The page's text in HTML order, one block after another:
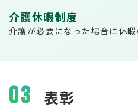
介護休暇制度
介護が必要になった場合に休暇
03 表彰